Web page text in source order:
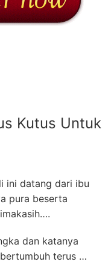
Kutus Untuk
ini datang dari ibu
pura beserta
dan katanya
terus …